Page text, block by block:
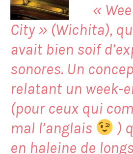
«
City» (Wichita),
avait bien soif
sonores. Un
relatant un week-
(pour ceux qui
mal l’anglais
)
en haleine de